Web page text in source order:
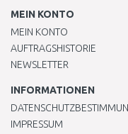
MEIN KONTO
MEIN KONTO
AUFTRAGSHISTORIE
NEWSLETTER
INFORMATIONEN
IMPRESSUM